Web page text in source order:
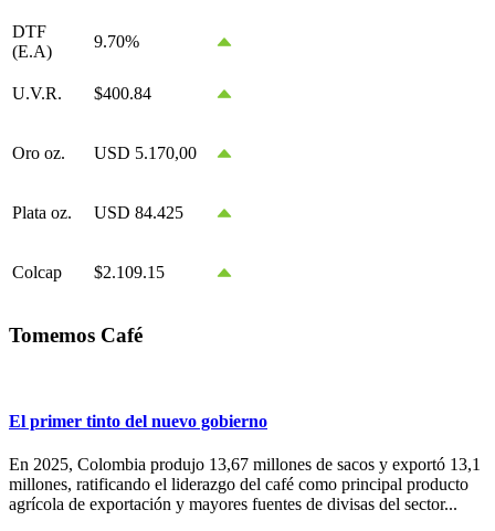
DTF
(E.A)
9.70%
U.V.R. $400.84
Oro oz. USD 5.170,00
Plata oz. USD 84.425
Colcap $2.109.15
Tomemos Café
El primer tinto del nuevo gobierno
En 2025, Colombia produjo 13,67 millones de sacos y exportó 13,1
millones, ratificando el liderazgo del café como principal producto
agrícola de exportación y mayores fuentes de divisas del sector...